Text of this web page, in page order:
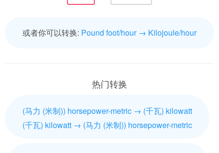
或者你可以转换: Pound foot/hour → Kilojoule/hour
热门转换
(马力 (米制)) horsepower-metric → (千瓦) kilowatt
(千瓦) kilowatt → (马力 (米制)) horsepower-metric